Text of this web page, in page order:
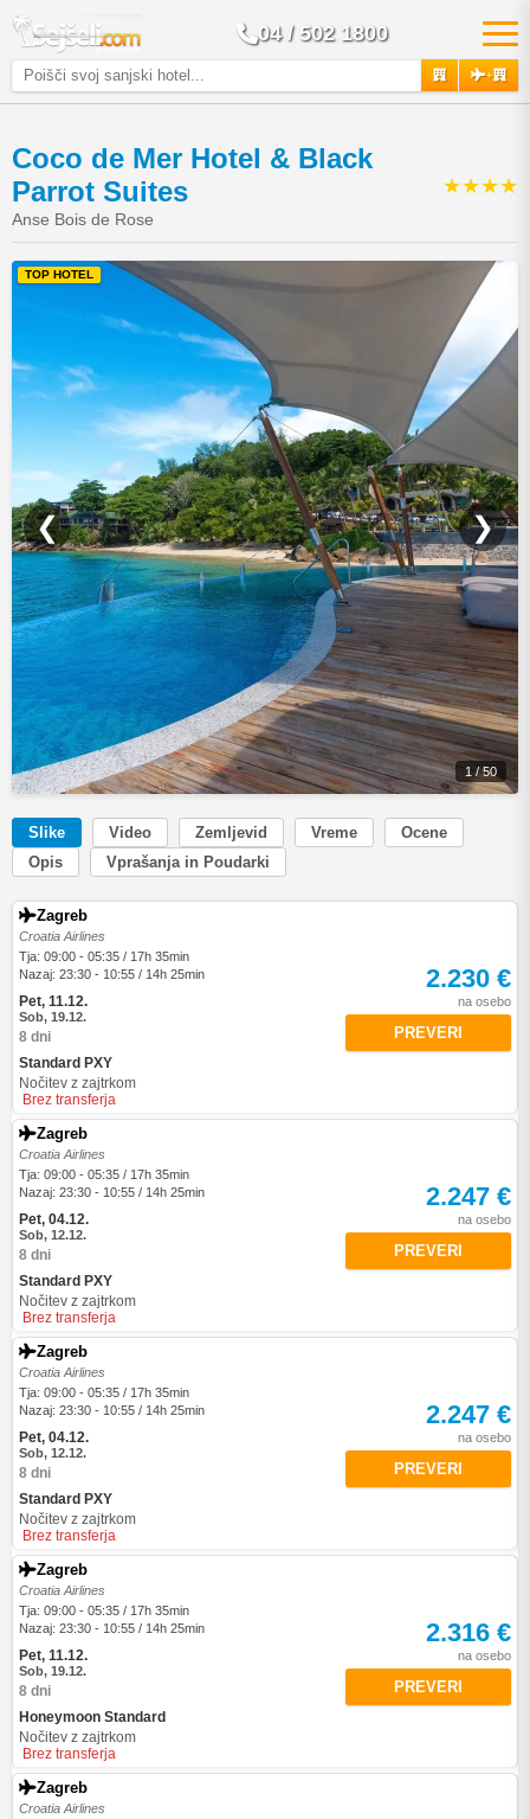
04 / 502 1800
+
Coco de Mer Hotel & Black
Parrot Suites
Anse Bois de Rose
★★★★
❮ ❯
1 / 50
TOP HOTEL
Slike Video Zemljevid Vreme
Ocene
Opis
Vprašanja in Poudarki
Zagreb
Croatia Airlines
Tja: 09:00 - 05:35 / 17h 35min
Nazaj: 23:30 - 10:55 / 14h 25min
Pet, 11.12.
Sob, 19.12.
8 dni
Standard PXY
Nočitev z zajtrkom
Brez transferja
2.230 €
na osebo
PREVERI
Zagreb
Croatia Airlines
Tja: 09:00 - 05:35 / 17h 35min
Nazaj: 23:30 - 10:55 / 14h 25min
Pet, 04.12.
Sob, 12.12.
8 dni
Standard PXY
Nočitev z zajtrkom
Brez transferja
2.247 €
na osebo
PREVERI
Zagreb
Croatia Airlines
Tja: 09:00 - 05:35 / 17h 35min
Nazaj: 23:30 - 10:55 / 14h 25min
Pet, 04.12.
Sob, 12.12.
8 dni
Standard PXY
Nočitev z zajtrkom
Brez transferja
2.247 €
na osebo
PREVERI
Zagreb
Croatia Airlines
Tja: 09:00 - 05:35 / 17h 35min
Nazaj: 23:30 - 10:55 / 14h 25min
Pet, 11.12.
Sob, 19.12.
8 dni
Honeymoon Standard
Nočitev z zajtrkom
Brez transferja
2.316 €
na osebo
PREVERI
Zagreb
Croatia Airlines